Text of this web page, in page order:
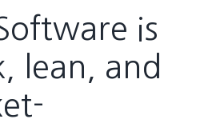
is
lean, and